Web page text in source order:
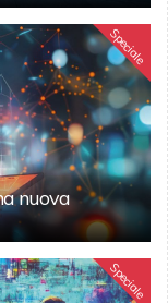
Speciale
nuova
Speciale